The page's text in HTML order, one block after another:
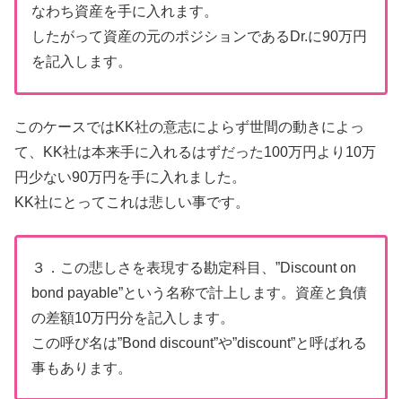
なわち資産を手に入れます。
したがって資産の元のポジションであるDr.に90万円
を記入します。
このケースではKK社の意志によらず世間の動きによっ
て、KK社は本来手に入れるはずだった100万円より10万
円少ない90万円を手に入れました。
KK社にとってこれは悲しい事です。
３．この悲しさを表現する勘定科目、”Discount on
bond payable”という名称で計上します。資産と負債
の差額10万円分を記入します。
この呼び名は”Bond discount”や”discount”と呼ばれる
事もあります。